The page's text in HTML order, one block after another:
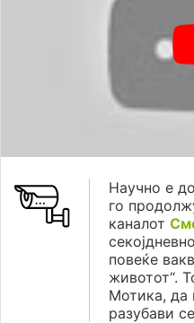
Научно е
го
каналот
повеќе
животот“.
Мотика, да
разубави